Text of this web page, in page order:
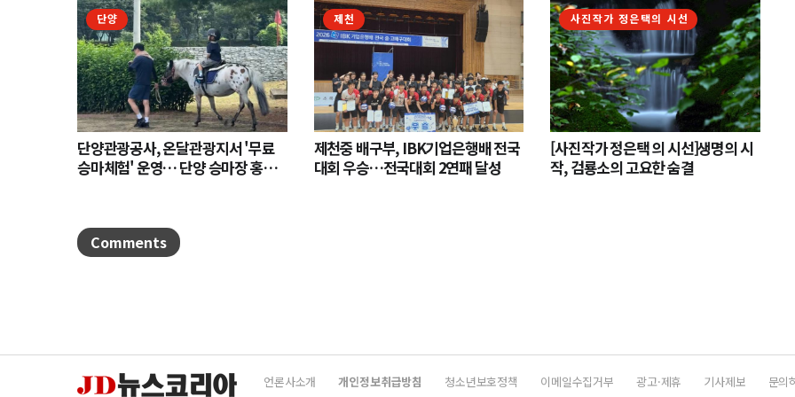
단양
단양관광공사, 온달관광지서 '무료
승마체험' 운영… 단양 승마장 홍보
제천
제천중 배구부, IBK기업은행배 전국
대회 우승…전국대회 2연패 달성
사진작가 정은택의 시선
[사진작가 정은택 의 시선]생명의 시
작, 검룡소의 고요한 숨결
Comments
언론사소개 개인정보취급방침 청소년보호정책 이메일수집거부 광고·제휴 기사제보 문의